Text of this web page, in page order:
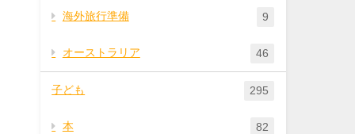
海外旅行準備 9
オーストラリア 46
子ども 295
本 82